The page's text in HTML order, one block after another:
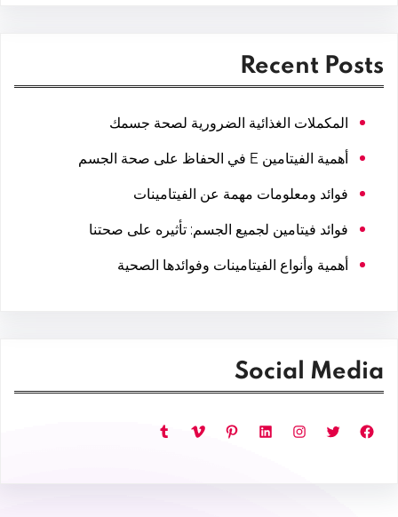
Recent Posts
المكملات الغذائية الضرورية لصحة جسمك
أهمية الفيتامين E في الحفاظ على صحة الجسم
فوائد ومعلومات مهمة عن الفيتامينات
فوائد فيتامين لجميع الجسم: تأثيره على صحتنا
أهمية وأنواع الفيتامينات وفوائدها الصحية
Social Media
فيسبوك تويتر إنستجرام لينكد إن بينتريست فيميو تمبلر